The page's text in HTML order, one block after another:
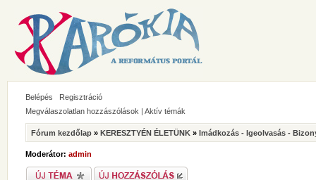
Belépés
Regisztráció
Megválaszolatlan hozzászólások | Aktív témák
Fórum kezdőlap » KERESZTYÉN ÉLETÜNK » Imádkozás - Igeolvasás -
Moderátor: admin